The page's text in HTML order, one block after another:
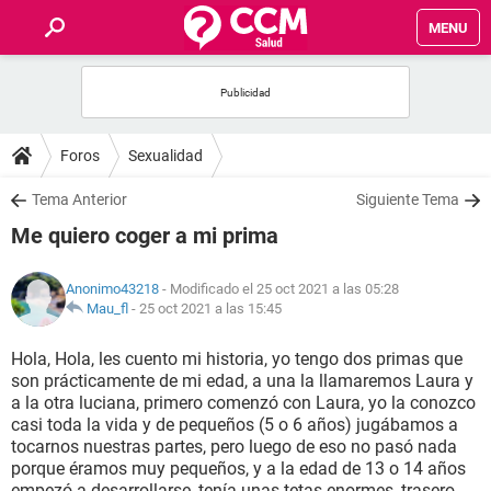
MENU
FOROS
SALUD
FAMILIA
NUTRICIÓN
BIENESTAR
SEXUALIDAD
GLOSARIO
Foros Sexualidad
Tema Anterior Siguiente Tema
Me quiero coger a mi prima
Anonimo43218 - Modificado el 25 oct 2021 a las 05:28
Mau_fl - 25 oct 2021 a las 15:45
Hola, Hola, les cuento mi historia, yo tengo dos primas que
son prácticamente de mi edad, a una la llamaremos Laura y
a la otra luciana, primero comenzó con Laura, yo la conozco
casi toda la vida y de pequeños (5 o 6 años) jugábamos a
tocarnos nuestras partes, pero luego de eso no pasó nada
porque éramos muy pequeños, y a la edad de 13 o 14 años